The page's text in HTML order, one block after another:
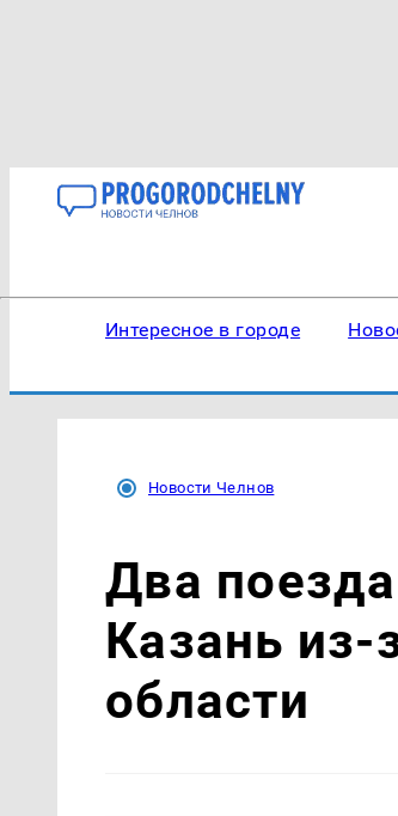
Интересное в городе
Новости Челнов
Два
Казань из-
области